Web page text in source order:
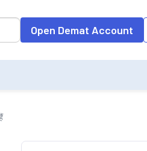
data into the input field, the
Open Demat Account